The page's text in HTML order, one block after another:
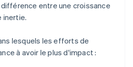
entre une croissance
inertie.
lesquels les efforts de
à avoir le plus d'impact :